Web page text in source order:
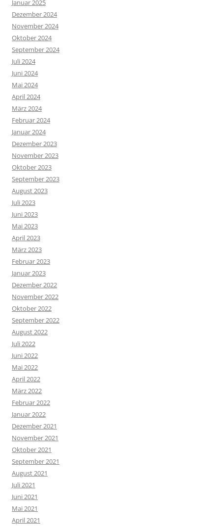
Januar 2025
Dezember 2024
November 2024
Oktober 2024
September 2024
Juli 2024
Juni 2024
Mai 2024
April 2024
März 2024
Februar 2024
Januar 2024
Dezember 2023
November 2023
Oktober 2023
September 2023
August 2023
Juli 2023
Juni 2023
Mai 2023
April 2023
März 2023
Februar 2023
Januar 2023
Dezember 2022
November 2022
Oktober 2022
September 2022
August 2022
Juli 2022
Juni 2022
Mai 2022
April 2022
März 2022
Februar 2022
Januar 2022
Dezember 2021
November 2021
Oktober 2021
September 2021
August 2021
Juli 2021
Juni 2021
Mai 2021
April 2021